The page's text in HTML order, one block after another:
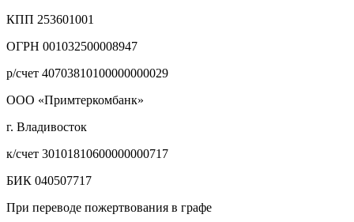
КПП 253601001
ОГРН 001032500008947
р/счет 40703810100000000029
ООО «Примтеркомбанк»
г. Владивосток
к/счет 30101810600000000717
БИК 040507717
При переводе пожертвования в графе